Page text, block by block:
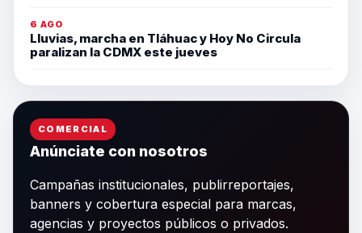
6 AGO
Lluvias, marcha en Tláhuac y Hoy No Circula
paralizan la CDMX este jueves
COMERCIAL
Anúnciate con nosotros
Campañas institucionales, publirreportajes,
banners y cobertura especial para marcas,
agencias y proyectos públicos o privados.